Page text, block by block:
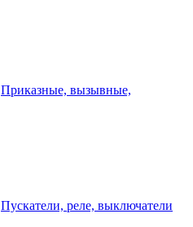
Приказные, вызывные,
Пускатели, реле, выключатели